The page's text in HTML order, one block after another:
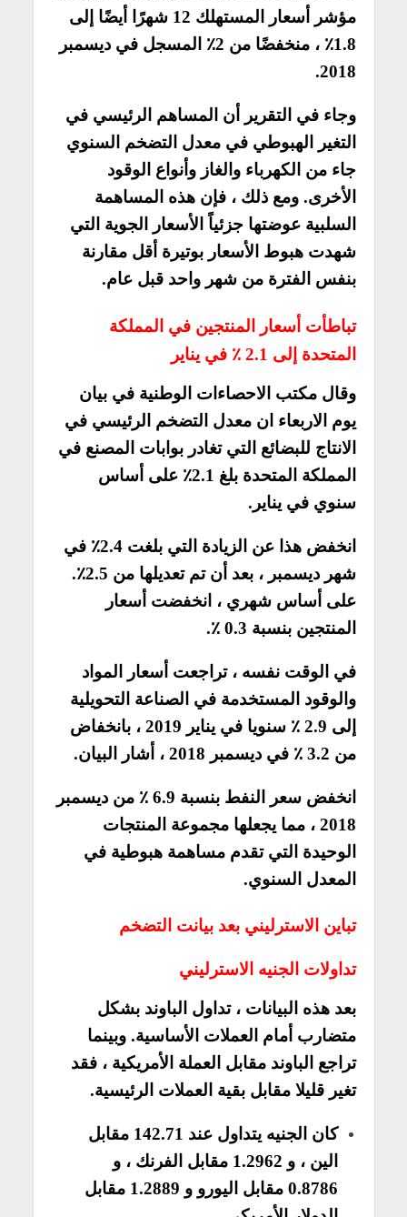
مؤشر أسعار المستهلك 12 شهرًا أيضًا إلى
1.8٪ ، منخفضًا من 2٪ المسجل في ديسمبر
2018.
وجاء في التقرير أن المساهم الرئيسي في
التغير الهبوطي في معدل التضخم السنوي
جاء من الكهرباء والغاز وأنواع الوقود
الأخرى. ومع ذلك ، فإن هذه المساهمة
السلبية عوضتها جزئياً الأسعار الجوية التي
شهدت هبوط الأسعار بوتيرة أقل مقارنة
بنفس الفترة من شهر واحد قبل عام.
تباطأت أسعار المنتجين في المملكة
المتحدة إلى 2.1 ٪ في يناير
وقال مكتب الاحصاءات الوطنية في بيان
يوم الاربعاء ان معدل التضخم الرئيسي في
الانتاج للبضائع التي تغادر بوابات المصنع في
المملكة المتحدة بلغ 2.1٪ على أساس
سنوي في يناير.
انخفض هذا عن الزيادة التي بلغت 2.4٪ في
شهر ديسمبر ، بعد أن تم تعديلها من 2.5٪.
على أساس شهري ، انخفضت أسعار
المنتجين بنسبة 0.3 ٪.
في الوقت نفسه ، تراجعت أسعار المواد
والوقود المستخدمة في الصناعة التحويلية
إلى 2.9 ٪ سنويا في يناير 2019 ، بانخفاض
من 3.2 ٪ في ديسمبر 2018 ، أشار البيان.
انخفض سعر النفط بنسبة 6.9 ٪ من ديسمبر
2018 ، مما يجعلها مجموعة المنتجات
الوحيدة التي تقدم مساهمة هبوطية في
المعدل السنوي.
تباين الاسترليني بعد بيانت التضخم
تداولات الجنيه الاسترليني
بعد هذه البيانات ، تداول الباوند بشكل
متضارب أمام العملات الأساسية. وبينما
تراجع الباوند مقابل العملة الأمريكية ، فقد
تغير قليلا مقابل بقية العملات الرئيسية.
كان الجنيه يتداول عند 142.71 مقابل
الين ، و 1.2962 مقابل الفرنك ، و
0.8786 مقابل اليورو و 1.2889 مقابل